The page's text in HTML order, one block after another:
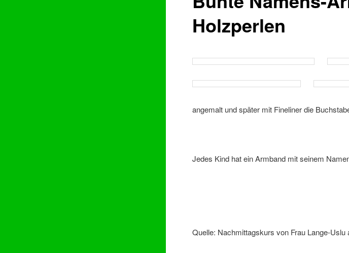
Holzperlen
angemalt und später mit Fineliner die
Jedes Kind hat ein Armband mit seinem
Quelle: Nachmittagskurs von Frau Lange-Uslu